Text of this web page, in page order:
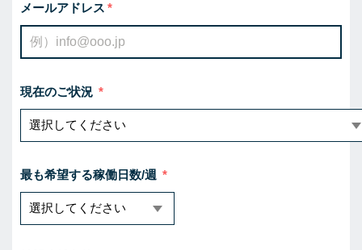
メールアドレス
現在のご状況
最も希望する稼働日数/週